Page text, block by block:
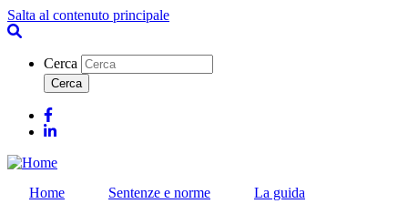
Salta al contenuto principale
Cerca
Facebook
Linkedin
Home Sentenze e norme
La guida